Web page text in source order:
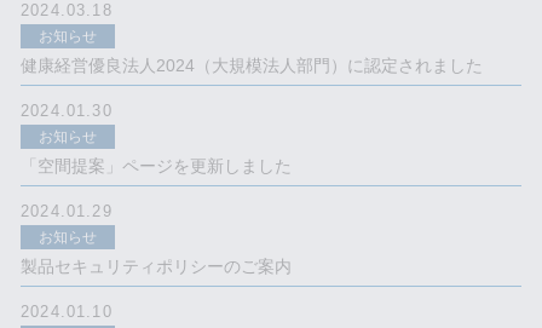
2024.03.18
お知らせ
健康経営優良法人2024（大規模法人部門）に認定されました
2024.01.30
お知らせ
「空間提案」ページを更新しました
2024.01.29
お知らせ
製品セキュリティポリシーのご案内
2024.01.10